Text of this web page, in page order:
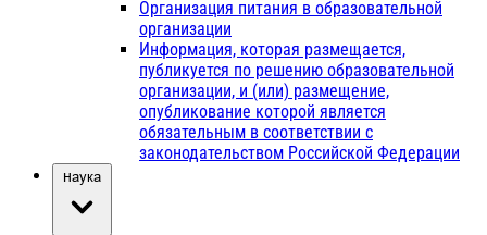
Организация питания в образовательной
организации
Информация, которая размещается,
публикуется по решению образовательной
организации, и (или) размещение,
опубликование которой является
обязательным в соответствии с
законодательством Российской Федерации
Наука